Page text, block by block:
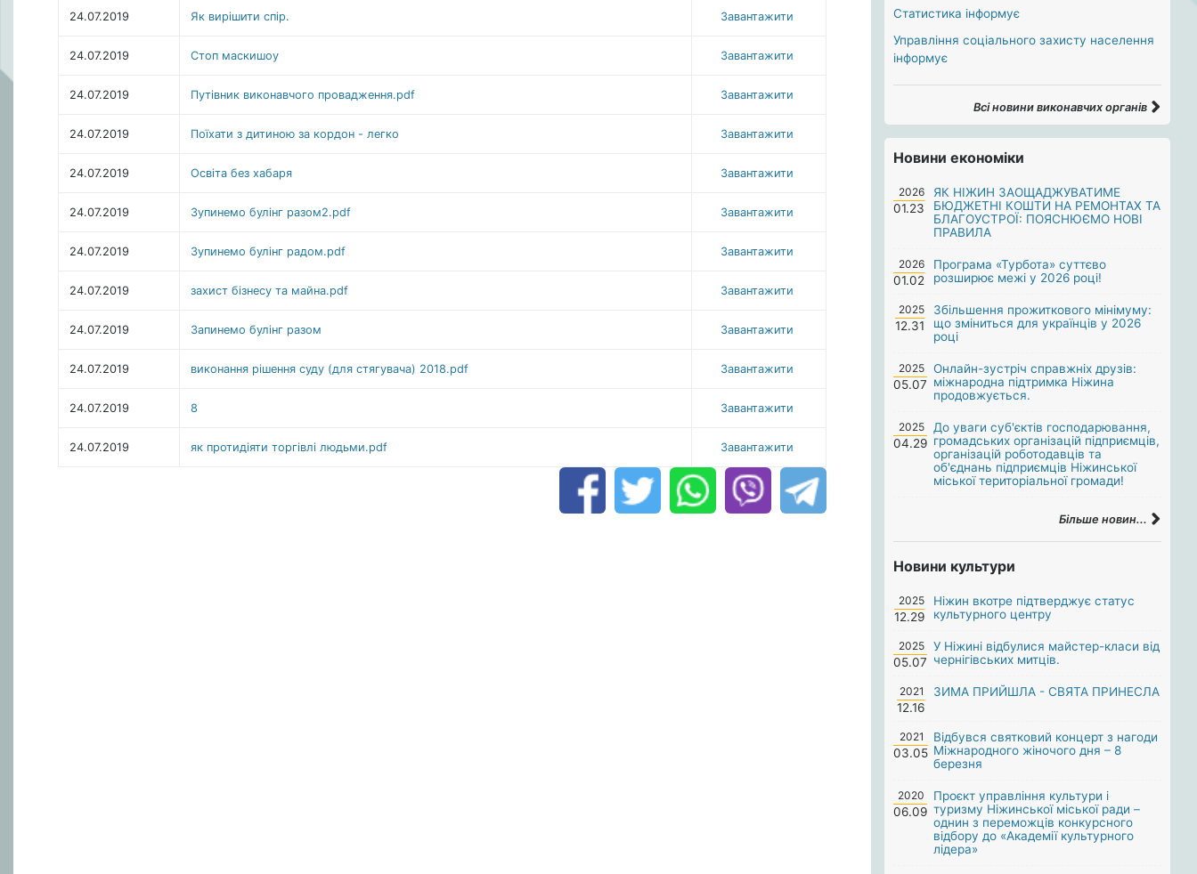
24.07.2019 Як вирішити спір. Завантажити
24.07.2019 Стоп маскишоу Завантажити
24.07.2019 Путівник виконавчого провадження.pdf Завантажити
24.07.2019 Поїхати з дитиною за кордон - легко Завантажити
24.07.2019 Освіта без хабаря Завантажити
24.07.2019 Зупинемо булінг разом2.pdf Завантажити
24.07.2019 Зупинемо булінг радом.pdf Завантажити
24.07.2019 захист бізнесу та майна.pdf Завантажити
24.07.2019 Запинемо булінг разом Завантажити
24.07.2019 виконання рішення суду (для стягувача) 2018.pdf Завантажити
24.07.2019 8 Завантажити
24.07.2019 як протидіяти торгівлі людьми.pdf Завантажити
Статистика інформує
Управління соціального захисту населення
інформує
Всі новини виконавчих органів
Новини економіки
2026
01.23
ЯК НІЖИН ЗАОЩАДЖУВАТИМЕ
БЮДЖЕТНІ КОШТИ НА РЕМОНТАХ ТА
БЛАГОУСТРОЇ: ПОЯСНЮЄМО НОВІ
ПРАВИЛА
2026
01.02
Програма «Турбота» суттєво
розширює межі у 2026 році!
2025
12.31
Збільшення прожиткового мінімуму:
що зміниться для українців у 2026
році
2025
05.07
Онлайн-зустріч справжніх друзів:
міжнародна підтримка Ніжина
продовжується.
2025
04.29
До уваги суб'єктів господарювання,
громадських організацій підприємців,
організацій роботодавців та
об'єднань підприємців Ніжинської
міської територіальної громади!
Більше новин...
Новини культури
2025
12.29
Ніжин вкотре підтверджує статус
культурного центру
2025
05.07
У Ніжині відбулися майстер-класи від
чернігівських митців.
2021
12.16
ЗИМА ПРИЙШЛА - СВЯТА ПРИНЕСЛА
2021
03.05
Відбувся святковий концерт з нагоди
Міжнародного жіночого дня – 8
березня
2020
06.09
Проєкт управління культури і
туризму Ніжинської міської ради –
однин з переможців конкурсного
відбору до «Академії культурного
лідера»